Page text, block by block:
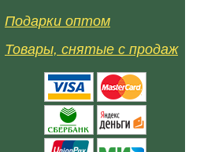
Подарки оптом
Товары, снятые с продаж